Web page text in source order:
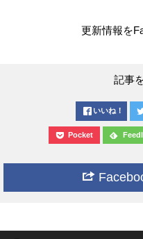
更新情報を
記事
いいね！
Pocket